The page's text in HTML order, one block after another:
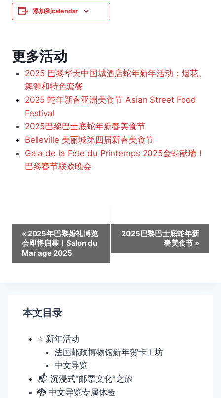
添加到calendar
更多活动
2025 巴黎华天中国城酒店蛇年新年活动：烟花、
舞狮和特色套餐
2025 蛇年新春亚洲美食节 Asian Street Food
Festival
2025巴黎巴士底蛇年新春美食节
Belleville 美丽城第四届新春美食节
Gala de la Fête du Printemps 2025金蛇献瑞！
巴黎春节联欢晚会
活
动
导
« 2025年巴黎婚礼博览
会即将启幕！Salon du
Mariage 2025
2025巴黎巴士底蛇年新
春美食节 »
本文目录
⭐ 新年活动
法国邮政博物馆新年贺卡工坊
中文导览
📬 沉浸式"邮票文化"之旅
🐉 中文导览专属体验